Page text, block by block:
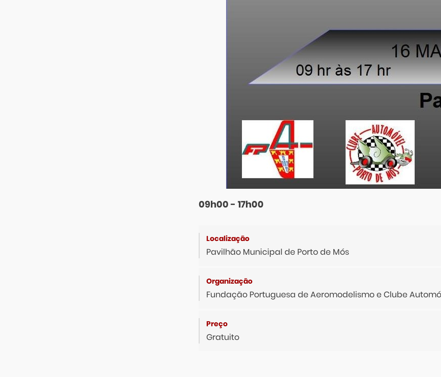
09h00 - 17h00
Pavilhão Municipal de Porto de Mós
Fundação Portuguesa de Aeromodelismo e Clube
Gratuito